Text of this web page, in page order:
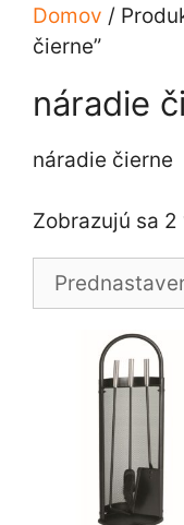
Domov /
čierne”
náradie
náradie čierne
Zobrazujú sa